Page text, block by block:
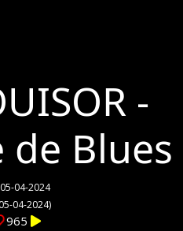
-
de Blues
04-2024
04-2024)
965